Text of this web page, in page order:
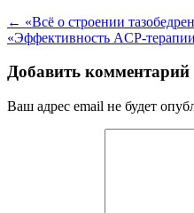
Навигация
по
записям
← «Всё о строении
«Эффективность ACP-
Добавить комментарий
Ваш адрес email не будет